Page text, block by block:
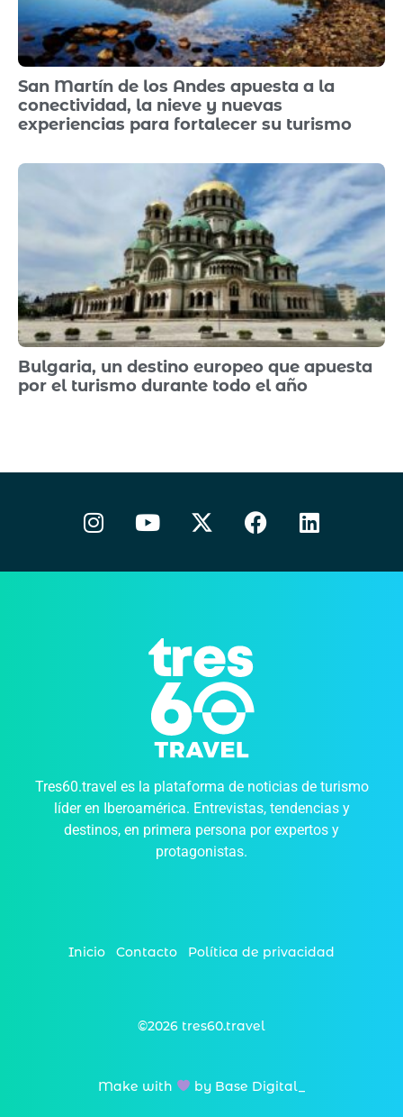
San Martín de los Andes apuesta a la
conectividad, la nieve y nuevas
experiencias para fortalecer su turismo
Bulgaria, un destino europeo que apuesta
por el turismo durante todo el año
Tres60.travel es la plataforma de noticias de turismo
líder en Iberoamérica. Entrevistas, tendencias y
destinos, en primera persona por expertos y
protagonistas.
Inicio Contacto Política de privacidad
©2026 tres60.travel
Make with by Base Digital_